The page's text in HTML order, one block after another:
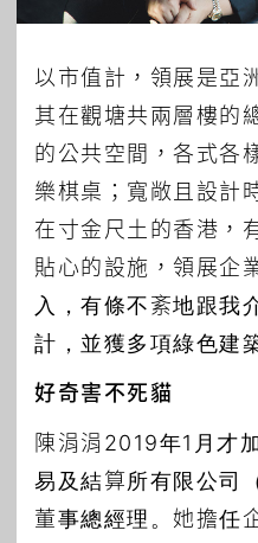
以市值計，領展是亞
其在觀塘共兩層樓的
的公共空間，各式各
樂棋桌；寬敞且設計
在寸金尺土的香港，
貼心的設施，領展企
入，有條不紊地跟我
計，並獲多項綠色建
好奇害不死貓
陳涓涓2019年1月才
易及結算所有限公司
董事總經理。她擔任